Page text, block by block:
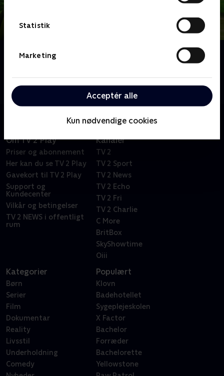
Statistik
Marketing
Acceptér alle
Kun nødvendige cookies
Om Top Wing
Fire unge fugle - Penny, Rod, Swift og Brody - bliver
samfund.
Om TV 2 Play
Priser og abonnement
Her kan du se TV 2 Play
Gavekort til TV 2 Play
Support og
Kundecenter
Vilkår og betingelser
TV 2 NEWS i offentligt
rum
Kanaler
TV 2
TV 2 Sport
TV 2 News
TV 2 Echo
TV 2 Fri
TV 2 Charlie
C More
BritBox
SkyShowtime
Oiii
Kategorier
Børn
Serier
Film
Dokumentar
Reality
Livsstil
Underholdning
Comedy
Populært
Klovn
Badehotellet
Sygeplejeskolen
X Factor
Bachelor
Forræder
Bachelorette
Yellowstone